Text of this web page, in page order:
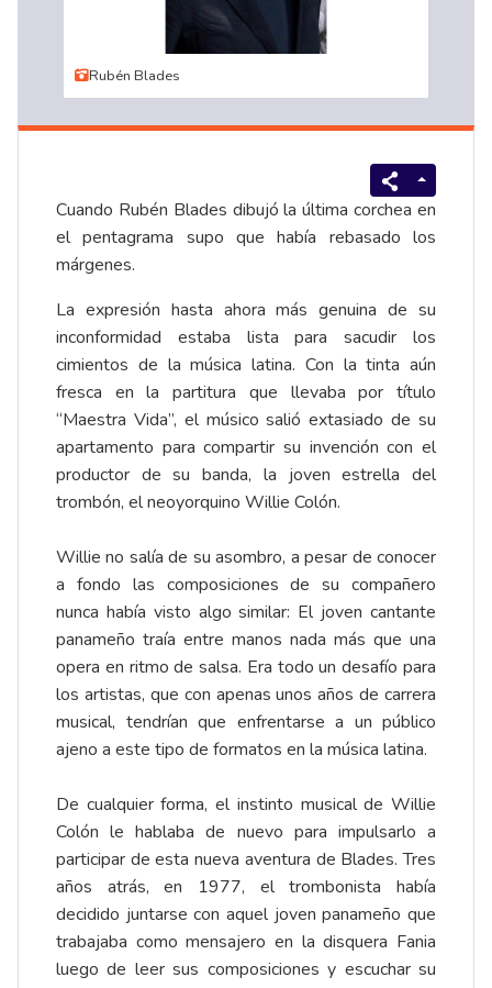
Rubén Blades
Cuando Rubén Blades dibujó la última corchea en
el pentagrama supo que había rebasado los
márgenes.
La expresión hasta ahora más genuina de su
inconformidad estaba lista para sacudir los
cimientos de la música latina. Con la tinta aún
fresca en la partitura que llevaba por título
“Maestra Vida”, el músico salió extasiado de su
apartamento para compartir su invención con el
productor de su banda, la joven estrella del
trombón, el neoyorquino Willie Colón.
Willie no salía de su asombro, a pesar de conocer
a fondo las composiciones de su compañero
nunca había visto algo similar: El joven cantante
panameño traía entre manos nada más que una
opera en ritmo de salsa. Era todo un desafío para
los artistas, que con apenas unos años de carrera
musical, tendrían que enfrentarse a un público
ajeno a este tipo de formatos en la música latina.
De cualquier forma, el instinto musical de Willie
Colón le hablaba de nuevo para impulsarlo a
participar de esta nueva aventura de Blades. Tres
años atrás, en 1977, el trombonista había
decidido juntarse con aquel joven panameño que
trabajaba como mensajero en la disquera Fania
luego de leer sus composiciones y escuchar su